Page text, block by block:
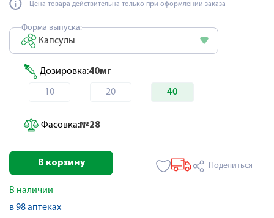
Цена товара действительна только при оформлении заказа
Форма выпуска:
Капсулы
Дозировка:40мг
10 20 40
Фасовка:№28
В корзину Поделиться
В наличии
в 98 аптеках